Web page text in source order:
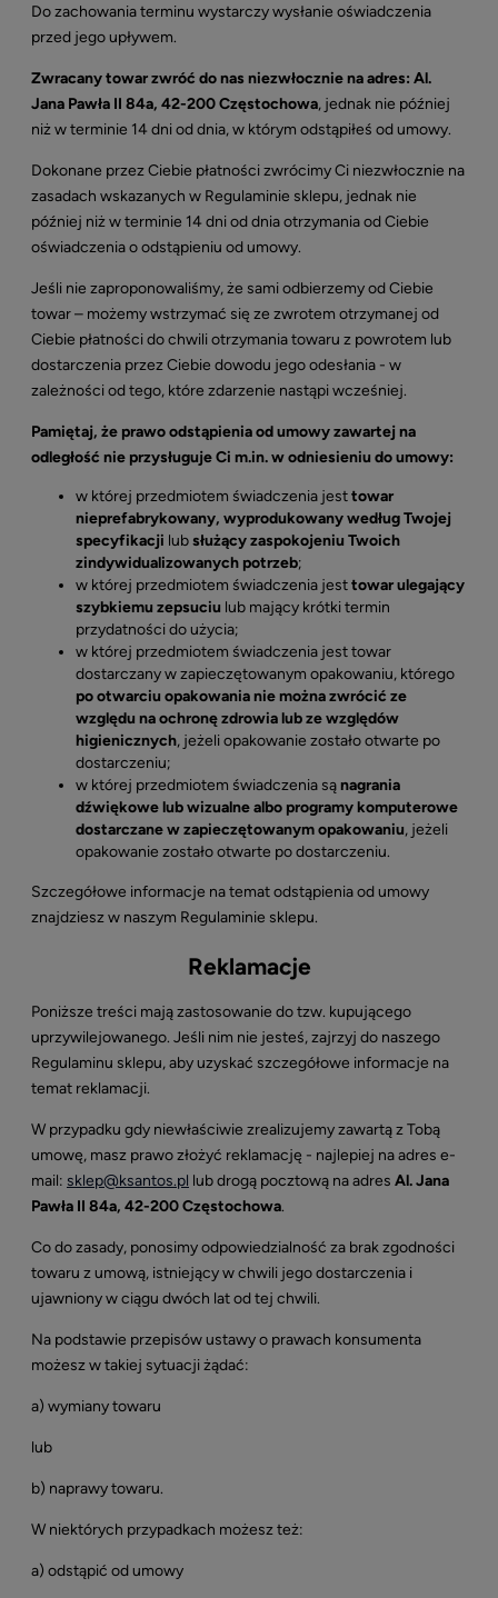
Do zachowania terminu wystarczy wysłanie oświadczenia
przed jego upływem.
Zwracany towar zwróć do nas niezwłocznie na adres: Al.
Jana Pawła II 84a, 42-200 Częstochowa, jednak nie później
niż w terminie 14 dni od dnia, w którym odstąpiłeś od umowy.
Dokonane przez Ciebie płatności zwrócimy Ci niezwłocznie na
zasadach wskazanych w Regulaminie sklepu, jednak nie
później niż w terminie 14 dni od dnia otrzymania od Ciebie
oświadczenia o odstąpieniu od umowy.
Jeśli nie zaproponowaliśmy, że sami odbierzemy od Ciebie
towar – możemy wstrzymać się ze zwrotem otrzymanej od
Ciebie płatności do chwili otrzymania towaru z powrotem lub
dostarczenia przez Ciebie dowodu jego odesłania - w
zależności od tego, które zdarzenie nastąpi wcześniej.
Pamiętaj, że prawo odstąpienia od umowy zawartej na
odległość nie przysługuje Ci m.in. w odniesieniu do umowy:
w której przedmiotem świadczenia jesttowar
nieprefabrykowany, wyprodukowany według Twojej
specyfikacji lubsłużący zaspokojeniu Twoich
zindywidualizowanych potrzeb;
w której przedmiotem świadczenia jesttowar ulegający
szybkiemu zepsuciu lub mający krótki termin
przydatności do użycia;
w której przedmiotem świadczenia jest towar
dostarczany w zapieczętowanym opakowaniu, którego
po otwarciu opakowania nie można zwrócić ze
względu na ochronę zdrowia lub ze względów
higienicznych, jeżeli opakowanie zostało otwarte po
dostarczeniu;
w której przedmiotem świadczenia sąnagrania
dźwiękowe lub wizualne albo programy komputerowe
dostarczane w zapieczętowanym opakowaniu, jeżeli
opakowanie zostało otwarte po dostarczeniu.
Szczegółowe informacje na temat odstąpienia od umowy
znajdziesz w naszym Regulaminie sklepu.
Reklamacje
Poniższe treści mają zastosowanie do tzw. kupującego
uprzywilejowanego. Jeśli nim nie jesteś, zajrzyj do naszego
Regulaminu sklepu, aby uzyskać szczegółowe informacje na
temat reklamacji.
W przypadku gdy niewłaściwie zrealizujemy zawartą z Tobą
umowę, masz prawo złożyć reklamację - najlepiej na adres e-
mail: sklep@ksantos.pl lub drogą pocztową na adres Al. Jana
Pawła II 84a, 42-200 Częstochowa.
Co do zasady, ponosimy odpowiedzialność za brak zgodności
towaru z umową, istniejący w chwili jego dostarczenia i
ujawniony w ciągu dwóch lat od tej chwili.
Na podstawie przepisów ustawy o prawach konsumenta
możesz w takiej sytuacji żądać:
a) wymiany towaru
lub
b) naprawy towaru.
W niektórych przypadkach możesz też:
a) odstąpić od umowy